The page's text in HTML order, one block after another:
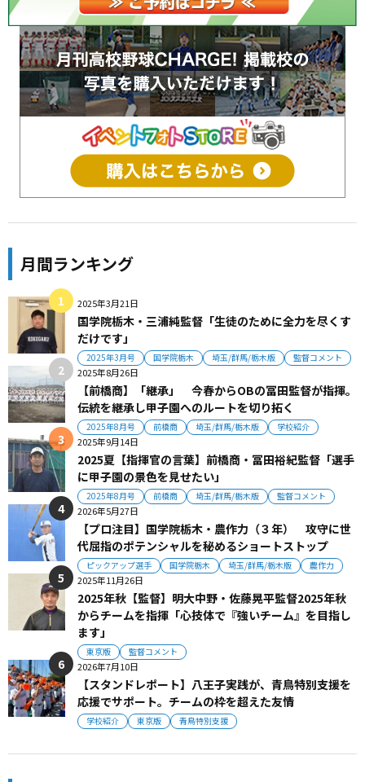
月間ランキング
2025年3月21日
国学院栃木・三浦純監督「生徒のために全力を尽くす
だけです」
2025年3月号 国学院栃木 埼玉/群馬/栃木版 監督コメント
2025年8月26日
【前橋商】「継承」 今春からOBの冨田監督が指揮。
伝統を継承し甲子園へのルートを切り拓く
2025年8月号 前橋商 埼玉/群馬/栃木版 学校紹介
2025年9月14日
2025夏【指揮官の言葉】前橋商・冨田裕紀監督「選手
に甲子園の景色を見せたい」
2025年8月号 前橋商 埼玉/群馬/栃木版 監督コメント
2026年5月27日
【プロ注目】国学院栃木・農作力（３年） 攻守に世
代屈指のポテンシャルを秘めるショートストップ
ピックアップ選手 国学院栃木 埼玉/群馬/栃木版 農作力
2025年11月26日
2025年秋【監督】明大中野・佐藤晃平監督2025年秋
からチームを指揮「心技体で『強いチーム』を目指し
ます」
東京版 監督コメント
2026年7月10日
【スタンドレポート】八王子実践が、青鳥特別支援を
応援でサポート。チームの枠を超えた友情
学校紹介 東京版 青鳥特別支援